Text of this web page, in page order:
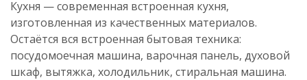
Кухня — современная встроенная кухня,
изготовленная из качественных материалов.
Остаётся вся встроенная бытовая техника:
посудомоечная машина, варочная панель, духовой
шкаф, вытяжка, холодильник, стиральная машина.